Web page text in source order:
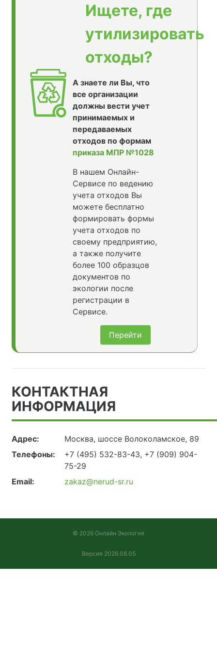
Ищете, где
утилизировать
отходы?
А знаете ли Вы, что
все организации
должны вести учет
принимаемых и
передаваемых
отходов по формам
приказа МПР №1028
В нашем Онлайн-
Сервисе по ведению
учета отходов Вы
можете бесплатно
формировать формы
учета отходов по
своему предприятию,
а также получите
более 100 образцов
документов по
экологии после
регистрации в
Сервисе.
Перейти
КОНТАКТНАЯ
ИНФОРМАЦИЯ
Адрес:
Москва, шоссе Волоколамское, 89
Телефоны:
+7 (495) 532-83-43, +7 (909) 904-
75-29
Email:
zakaz@nerud-sr.ru
© 2026 Онлайн Экология
Версия 2026.08.05